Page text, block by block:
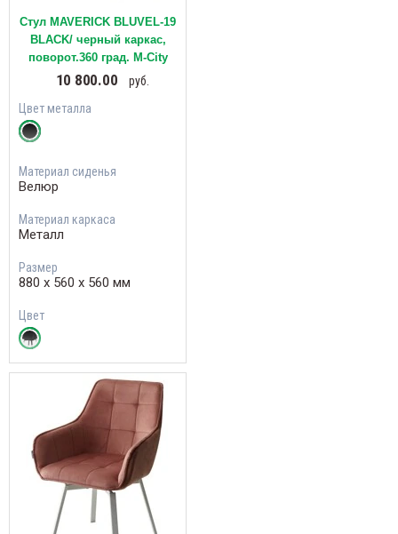
Стул MAVERICK BLUVEL-19
BLACK/ черный каркас,
поворот.360 град. М-City
10 800.00
руб.
Цвет металла
Материал сиденья
Велюр
Материал каркаса
Металл
Размер
880 х 560 х 560 мм
Цвет